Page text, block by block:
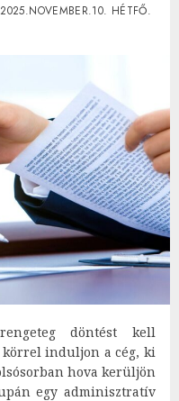
2025.NOVEMBER.10. HÉTFŐ.
döntést kell
körrel induljon a cég, ki
hova kerüljön
egy adminisztratív